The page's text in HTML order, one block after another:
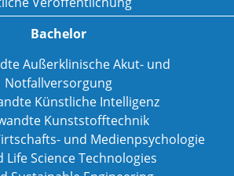
Bachelor
Außerklinische Akut- und
Notfallversorgung
Künstliche Intelligenz
Kunststofftechnik
und Medienpsychologie
Life Science Technologies